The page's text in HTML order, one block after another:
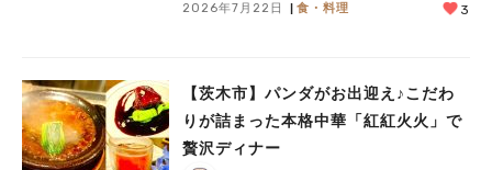
2026年7月22日 食・料理 3
【茨木市】パンダがお出迎え♪こだわ
りが詰まった本格中華「紅紅火火」で
贅沢ディナー